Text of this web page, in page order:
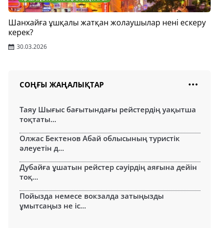
Шанхайға ұшқалы жатқан жолаушылар нені ескеру
керек?
30.03.2026
СОҢҒЫ ЖАҢАЛЫҚТАР
Таяу Шығыс бағытындағы рейстердің уақытша
тоқтаты...
Олжас Бектенов Абай облысының туристік
әлеуетін д...
Дубайға ұшатын рейстер сәуірдің аяғына дейін
тоқ...
Пойызда немесе вокзалда затыңызды
ұмытсаңыз не іс...